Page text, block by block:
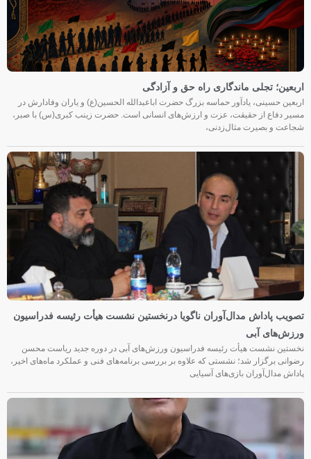
اربعین؛ تجلی ماندگاری راه حق و آزادگی
اربعین حسینی، یادآور حماسه بزرگ حضرت اباعبدالله الحسین(ع) و یاران وفادارش در
مسیر دفاع از حقیقت، عزت و ارزش‌های انسانی است. حضرت زینب کبری(س) با صبر،
شجاعت و بصیرت مثال‌زدنی،
تصویب پاداش مدال‌آوران ناگویا درنخستین نشست هیأت رئیسه فدراسیون
ورزش‌های آبی
نخستین نشست هیأت رئیسه فدراسیون ورزش‌های آبی در دوره جدید ریاست محسن
رضوانی برگزار شد؛ نشستی که علاوه بر بررسی برنامه‌های فنی و عملکرد ماه‌های اخیر،
پاداش مدال‌آوران بازی‌های آسیایی